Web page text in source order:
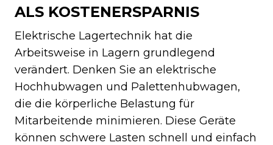
ALS KOSTENERSPARNIS
Elektrische Lagertechnik hat die
Arbeitsweise in Lagern grundlegend
verändert. Denken Sie an elektrische
Hochhubwagen und Palettenhubwagen,
die die körperliche Belastung für
Mitarbeitende minimieren. Diese Geräte
können schwere Lasten schnell und einfach